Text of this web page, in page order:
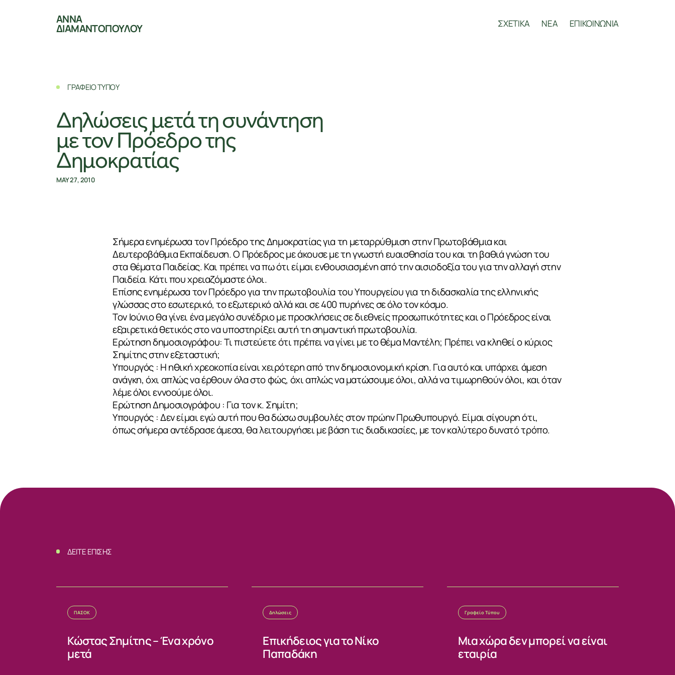
ΣΧΕΤΙΚΑ
ΑΝΝΑ
ΔΙΑΜΑΝΤΟΠΟΥΛΟΥ ΣΧΕΤΙΚΑ ΝΕΑ ΕΠΙΚΟΙΝΩΝΙΑ
ΓΡΑΦΕΙΟ ΤΥΠΟΥ
Δηλώσεις μετά τη συνάντηση
με τον Πρόεδρο της
Δημοκρατίας
MAY 27, 2010
Σήμερα ενημέρωσα τον Πρόεδρο της Δημοκρατίας για τη μεταρρύθμιση στην Πρωτοβάθμια και
Δευτεροβάθμια Εκπαίδευση. Ο Πρόεδρος με άκουσε με τη γνωστή ευαισθησία του και τη βαθιά γνώση του
στα θέματα Παιδείας. Και πρέπει να πω ότι είμαι ενθουσιασμένη από την αισιοδοξία του για την αλλαγή στην
Παιδεία. Κάτι που χρειαζόμαστε όλοι.
Επίσης ενημέρωσα τον Πρόεδρο για την πρωτοβουλία του Υπουργείου για τη διδασκαλία της ελληνικής
γλώσσας στο εσωτερικό, το εξωτερικό αλλά και σε 400 πυρήνες σε όλο τον κόσμο.
Τον Ιούνιο θα γίνει ένα μεγάλο συνέδριο με προσκλήσεις σε διεθνείς προσωπικότητες και ο Πρόεδρος είναι
εξαιρετικά θετικός στο να υποστηρίξει αυτή τη σημαντική πρωτοβουλία.
Ερώτηση δημοσιογράφου: Τι πιστεύετε ότι πρέπει να γίνει με το θέμα Μαντέλη; Πρέπει να κληθεί ο κύριος
Σημίτης στην εξεταστική;
Υπουργός : Η ηθική χρεοκοπία είναι χειρότερη από την δημοσιονομική κρίση. Για αυτό και υπάρχει άμεση
ανάγκη, όχι απλώς να έρθουν όλα στο φώς, όχι απλώς να ματώσουμε όλοι, αλλά να τιμωρηθούν όλοι, και όταν
λέμε όλοι εννοούμε όλοι.
Ερώτηση Δημοσιογράφου : Για τον κ. Σημίτη;
Υπουργός : Δεν είμαι εγώ αυτή που θα δώσω συμβουλές στον πρώην Πρωθυπουργό. Είμαι σίγουρη ότι,
όπως σήμερα αντέδρασε άμεσα, θα λειτουργήσει με βάση τις διαδικασίες, με τον καλύτερο δυνατό τρόπο.
ΔΕΙΤΕ ΕΠΙΣΗΣ
ΠΑΣΟΚ
Κώστας Σημίτης – Ένα χρόνο
μετά
Δηλώσεις
Επικήδειος για το Νίκο
Παπαδάκη
Γραφείο Τύπου
Μια χώρα δεν μπορεί να είναι
εταιρία